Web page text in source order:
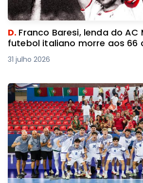
D. Franco Baresi, lenda do AC
futebol italiano morre aos 66
31 julho 2026